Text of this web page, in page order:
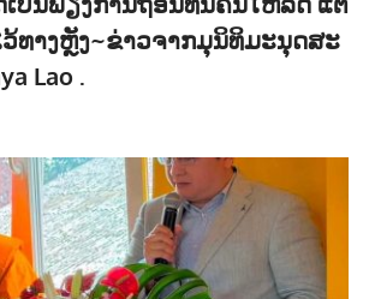
ທາງຫຼັງ~ຂ່າວຈາກມຸນິທິມະນຸດສະ
Lao .